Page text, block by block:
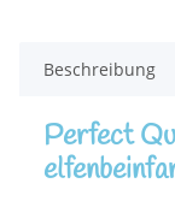
Beschreibung
Perfect